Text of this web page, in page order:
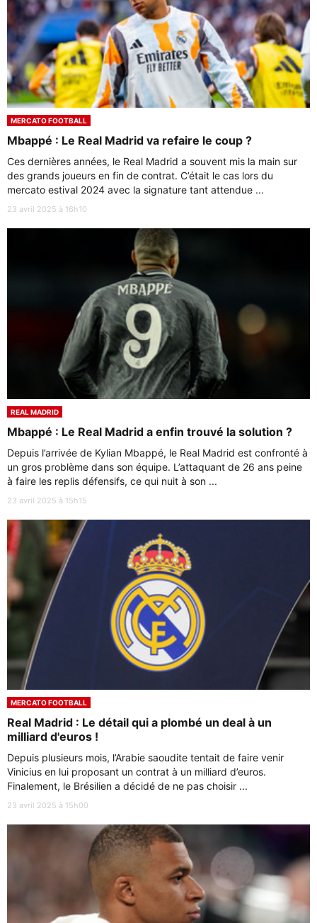
MERCATO FOOTBALL
Mbappé : Le Real Madrid va refaire le coup ?
Ces dernières années, le Real Madrid a souvent mis la main sur
des grands joueurs en fin de contrat. C’était le cas lors du
mercato estival 2024 avec la signature tant attendue ...
23 avril 2025 à 16h10
REAL MADRID
Mbappé : Le Real Madrid a enfin trouvé la solution ?
Depuis l’arrivée de Kylian Mbappé, le Real Madrid est confronté à
un gros problème dans son équipe. L’attaquant de 26 ans peine
à faire les replis défensifs, ce qui nuit à son ...
23 avril 2025 à 15h15
MERCATO FOOTBALL
Real Madrid : Le détail qui a plombé un deal à un
milliard d'euros !
Depuis plusieurs mois, l’Arabie saoudite tentait de faire venir
Vinicius en lui proposant un contrat à un milliard d’euros.
Finalement, le Brésilien a décidé de ne pas choisir ...
23 avril 2025 à 15h00